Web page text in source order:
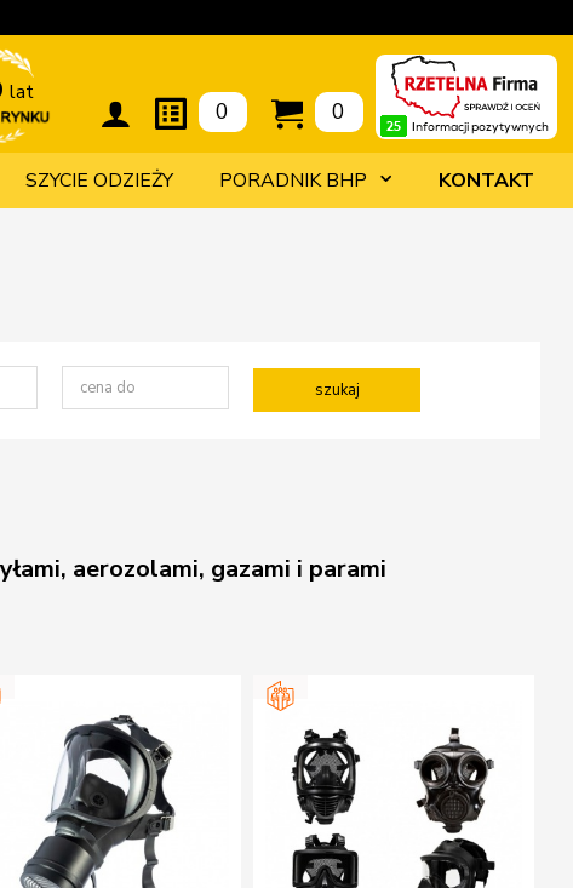
lat
0 0
SZYCIE ODZIEŻY PORADNIK BHP KONTAKT
aerozolami, gazami i parami